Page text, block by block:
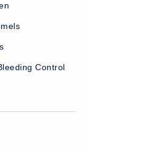
Control